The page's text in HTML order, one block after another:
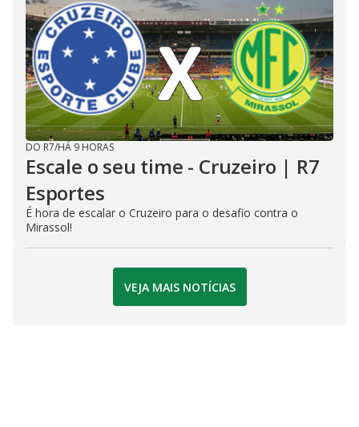
DO R7/HÁ 9 HORAS
Escale o seu time - Cruzeiro | R7
Esportes
É hora de escalar o Cruzeiro para o desafio contra o
Mirassol!
VEJA MAIS NOTÍCIAS